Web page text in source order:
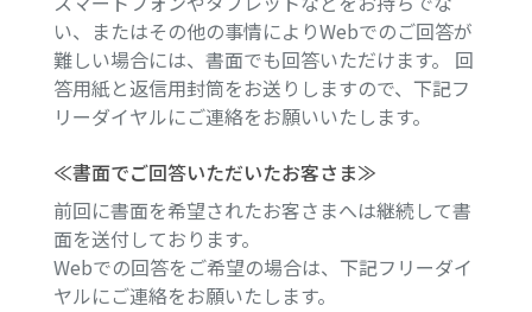
い、またはその他の事情によりWebでのご回答が
難しい場合には、書面でも回答いただけます。 回
答用紙と返信用封筒をお送りしますので、下記フ
リーダイヤルにご連絡をお願いいたします。
≪書面でご回答いただいたお客さま≫
前回に書面を希望されたお客さまへは継続して書
面を送付しております。
Webでの回答をご希望の場合は、下記フリーダイ
ヤルにご連絡をお願いたします。